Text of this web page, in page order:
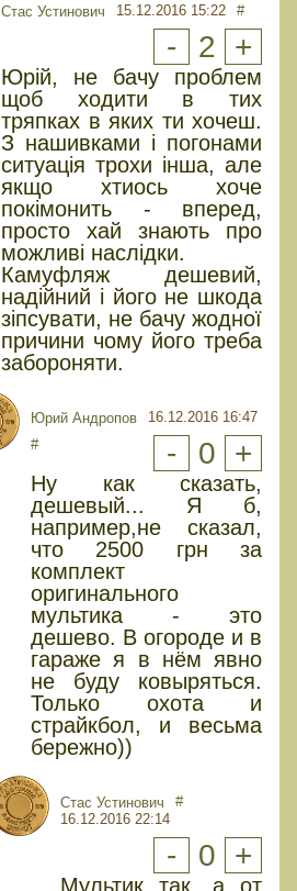
Стас Устинович 15.12.2016 15:22 #
- 2 +
Юрiй, не бачу проблем
щоб ходити в тих
тряпках в яких ти хочеш.
З нашивками і погонами
ситуація трохи інша, але
якщо хтиось хоче
покімонить - вперед,
просто хай знають про
можливі наслідки.
Камуфляж дешевий,
надійний і його не шкода
зіпсувати, не бачу жодної
причини чому його треба
забороняти.
Юрий Андропов
16.12.2016 16:47
#
- 0 +
Ну как сказать,
дешевый... Я б,
например,не сказал,
что 2500 грн за
комплект
оригинального
мультика - это
дешево. В огороде и в
гараже я в нём явно
не буду ковыряться.
Только охота и
страйкбол, и весьма
бережно))
Стас Устинович
16.12.2016 22:14
#
- 0 +
Мультик так, а от